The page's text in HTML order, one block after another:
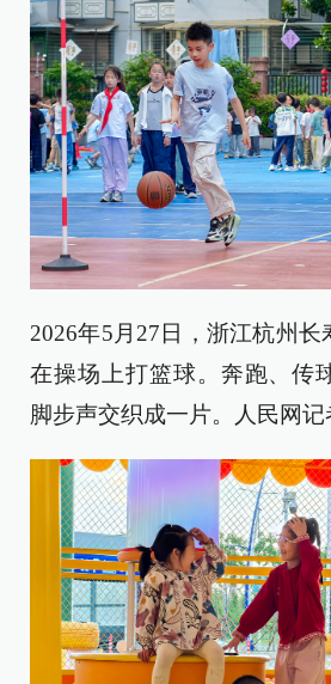
2026年5月27日，浙江杭州长
在操场上打篮球。奔跑、传
脚步声交织成一片。人民网